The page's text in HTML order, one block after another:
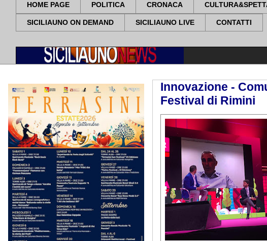
HOME PAGE POLITICA CRONACA
SICILIAUNO ON DEMAND SICILIAUNO LIVE CONTATTI
Innovazione -
Festival di Rimini